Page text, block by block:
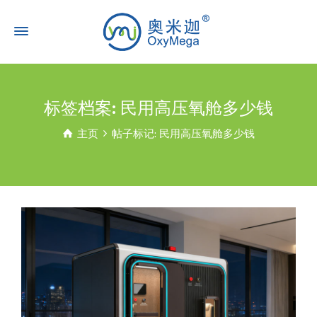
标签档案: 民用高压氧舱多少钱
主页 帖子标记: 民用高压氧舱多少钱